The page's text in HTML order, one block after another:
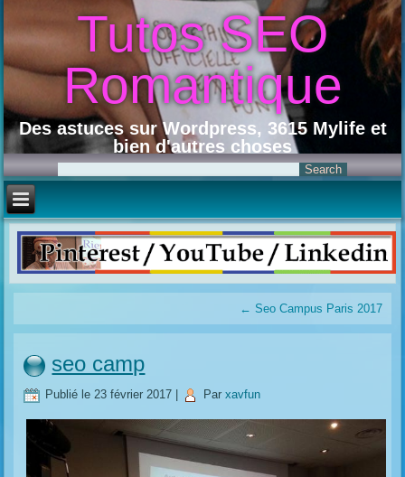
Tutos SEO
Romantique
Des astuces sur Wordpress, 3615 Mylife et
bien d'autres choses
← Seo Campus Paris 2017
seo camp
Publié le 23 février 2017 Par xavfun